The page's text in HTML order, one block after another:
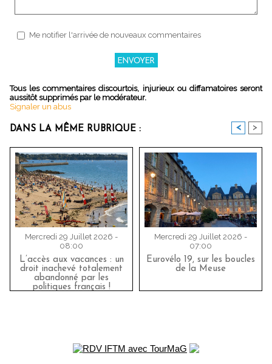
Me notifier l'arrivée de nouveaux commentaires
Tous les commentaires discourtois, injurieux ou diffamatoires seront
aussitôt supprimés par le modérateur.
Signaler un abus
DANS LA MÊME RUBRIQUE : < >
Mercredi 29 Juillet 2026 -
08:00
L’accès aux vacances : un
droit inachevé totalement
abandonné par les
politiques français !
Mercredi 29 Juillet 2026 -
07:00
Eurovélo 19, sur les boucles
de la Meuse